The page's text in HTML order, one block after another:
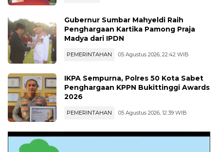
Gubernur Sumbar Mahyeldi Raih
Penghargaan Kartika Pamong Praja
Madya dari IPDN
PEMERINTAHAN 05 Agustus 2026, 22:42 WIB
IKPA Sempurna, Polres 50 Kota Sabet
Penghargaan KPPN Bukittinggi Awards
2026
PEMERINTAHAN 05 Agustus 2026, 12:39 WIB